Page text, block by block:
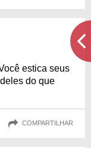
estica seus
do que
COMPARTILHAR